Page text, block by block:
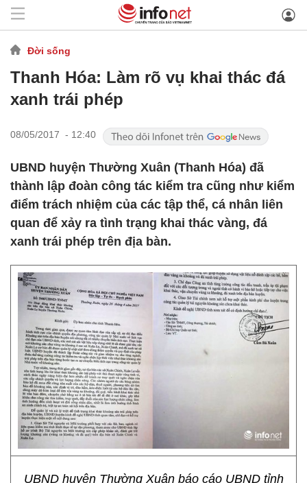
Đời sống
Thanh Hóa: Làm rõ vụ khai thác đá
xanh trái phép
08/05/2017 - 12:40
UBND huyện Thường Xuân (Thanh Hóa) đã
thành lập đoàn công tác kiểm tra cũng như kiểm
điểm trách nhiệm của các tập thể, cá nhân liên
quan để xảy ra tình trạng khai thác vàng, đá
xanh trái phép trên địa bàn.
UBND huyện Thường Xuân báo cáo UBND tỉnh